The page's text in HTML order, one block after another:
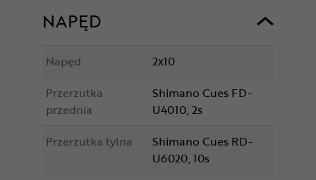
NAPĘD
Napęd
2x10
Przerzutka
przednia
Shimano Cues FD-
U4010, 2s
Przerzutka tylna
Shimano Cues RD-
U6020, 10s